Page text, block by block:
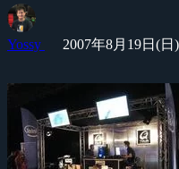
Yossy 2007年8月19日(日